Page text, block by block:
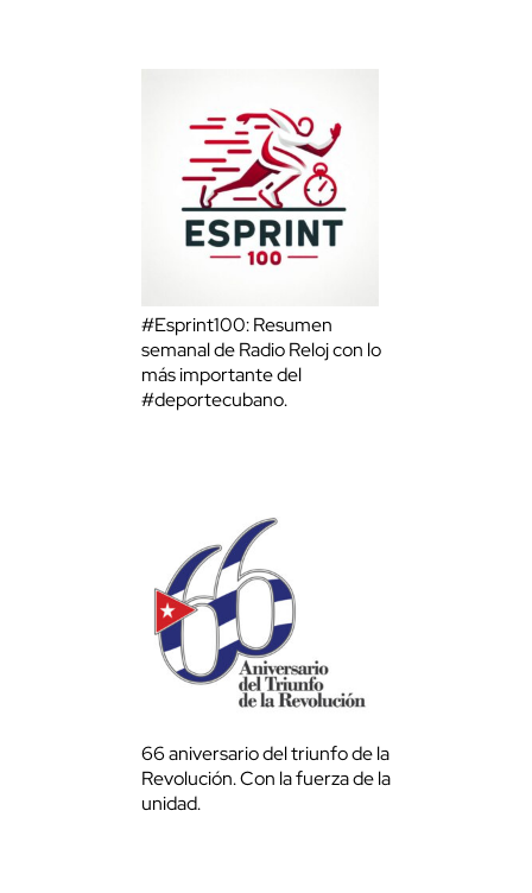
#Esprint100: Resumen
semanal de Radio Reloj con lo
más importante del
#deportecubano.
66 aniversario del triunfo de la
Revolución. Con la fuerza de la
unidad.